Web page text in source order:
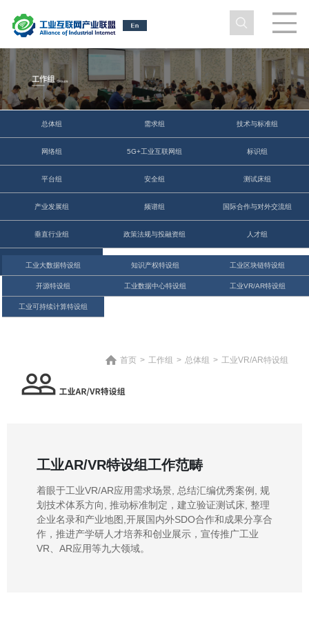
总体组
工业大数据特设组 知识产权特设组 工业区块链特设组
开源特设组 工业数据中心特设组 工业VR/AR特设组
工业可持续计算特设组
需求组 技术与标准组
网络组 5G+工业互联网组 标识组
平台组 安全组 测试床组
产业发展组 频谱组 国际合作与对外交流组
垂直行业组 政策法规与投融资组 人才组
碳达峰碳中和组
首页 > 工作组 > 总体组 > 工业VR/AR特设组
工业AR/VR特设组工作范畴
着眼于工业VR/AR应用需求场景, 总结汇编优秀案例, 规
划技术体系方向, 推动标准制定，建立验证测试床, 整理
企业名录和产业地图,开展国内外SDO合作和成果分享合
作，推进产学研人才培养和创业展示，宣传推广工业
VR、AR应用等九大领域。